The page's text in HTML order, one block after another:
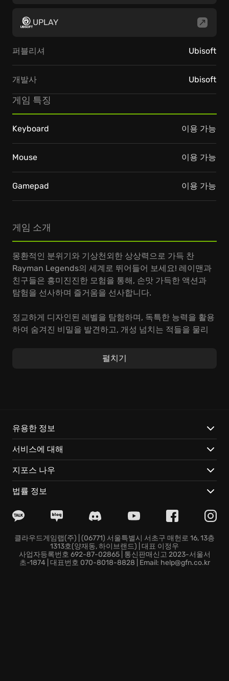
게임 소개
몽환적인 분위기와 기상천외한 상상력으로 가득 찬
Rayman Legends의 세계로 뛰어들어 보세요! 레이맨과
친구들은 흥미진진한 모험을 통해, 손맛 가득한 액션과
탐험을 선사하며 즐거움을 선사합니다.
정교하게 디자인된 레벨을 탐험하며, 독특한 능력을 활용
하여 숨겨진 비밀을 발견하고, 개성 넘치는 적들을 물리
여 더욱 짜릿한 도전을 경험하는 것도 잊지 마세요.
다양한 캐릭터를 플레이하며, 각 캐릭터의 고유한 능력을
활용하여 스테이지를 공략하세요.
온라인 챌린지를 통해 전 세계 레이맨 팬들과 실력을 겨
루고, 순위 경쟁에 참여하여 실력을 입증하세요.
지금 바로 Rayman Legends의 매력적인 세계에 흠뻑 빠
져, 잊을 수 없는 모험을 시작해 보세요! 컨트롤러를 잡고
세요. 다 함께 즐기는 모험은 레이맨의 세계에서 더욱 빛
펼치기
UPLAY
퍼블리셔 Ubisoft
개발사 Ubisoft
게임 특징
Keyboard 이용 가능
Mouse 이용 가능
Gamepad 이용 가능
유용한 정보
서비스에 대해
지포스 나우
법률 정보
클라우드게임랩(주) | (06771) 서울특별시 서초구 매헌로 16, 13층
1313호(양재동, 하이브랜드) | 대표 이정우
사업자등록번호 692-87-02865 | 통신판매신고 2023-서울서
초-1874 | 대표번호 070-8018-8828 | Email: help@gfn.co.kr